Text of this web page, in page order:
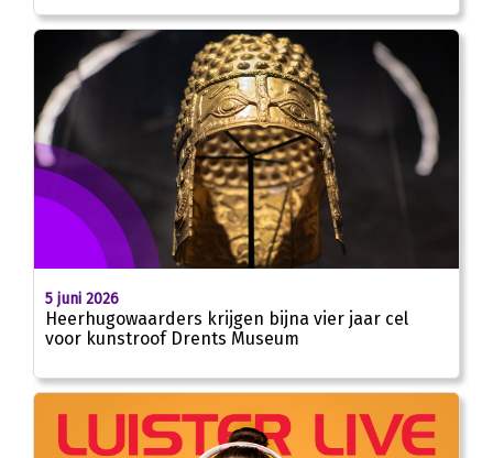
5 juni 2026
Heerhugowaarders krijgen bijna vier jaar cel
voor kunstroof Drents Museum